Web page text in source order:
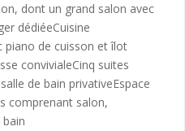
dont un grand salon avec
dédiéeCuisine
piano de cuisson et îlot
convivialeCinq suites
de bain privativeEspace
comprenant salon,